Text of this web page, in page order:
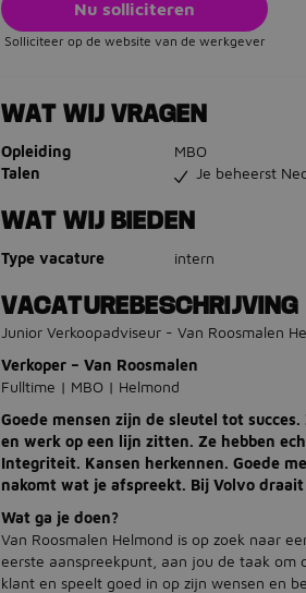
Nu solliciteren
Solliciteer op de website van de werkgever
WAT WIJ VRAGEN
Opleiding
MBO
Talen
Je beheerst
WAT WIJ BIEDEN
Type vacature intern
VACATUREBESCHRIJVING
Junior Verkoopadviseur - Van Roosmalen
Verkoper – Van Roosmalen
Fulltime | MBO | Helmond
Goede mensen zijn de sleutel tot
en werk op een lijn zitten. Ze hebben
Integriteit. Kansen herkennen. Goede
nakomt wat je afspreekt. Bij Volvo draait
Wat ga je doen?
Van Roosmalen Helmond is op zoek naar
eerste aanspreekpunt, aan jou de taak om
klant en speelt goed in op zijn wensen en